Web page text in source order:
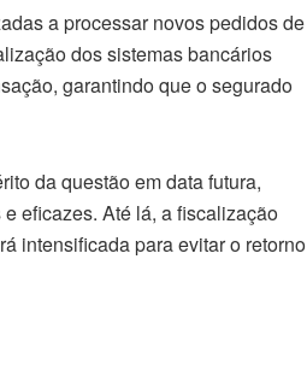
a processar novos pedidos de
dos sistemas bancários
garantindo que o segurado
da questão em data futura,
eficazes. Até lá, a fiscalização
intensificada para evitar o retorno